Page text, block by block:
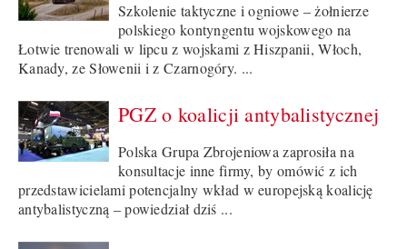
Szkolenie taktyczne i ogniowe – żołnierze
polskiego kontyngentu wojskowego na
Łotwie trenowali w lipcu z wojskami z Hiszpanii, Włoch,
Kanady, ze Słowenii i z Czarnogóry. ...
PGZ o koalicji antybalistycznej
Polska Grupa Zbrojeniowa zaprosiła na
konsultacje inne firmy, by omówić z ich
przedstawicielami potencjalny wkład w europejską koalicję
antybalistyczną – powiedział dziś ...